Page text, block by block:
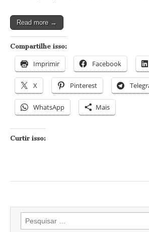
Read more →
Compartilhe isso:
Imprimir Facebook
X Pinterest
WhatsApp Mais
Curtir isso:
Pesquisar
por: